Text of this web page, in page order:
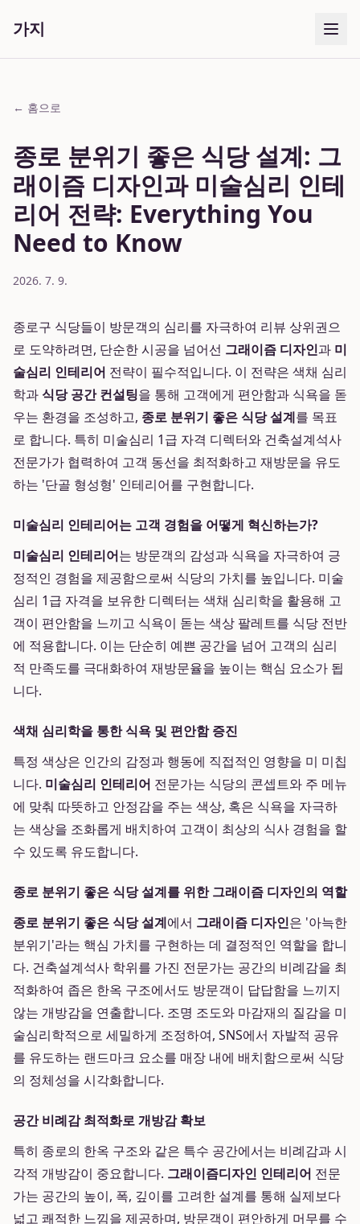
가지
← 홈으로
종로 분위기 좋은 식당 설계: 그
래이즘 디자인과 미술심리 인테
리어 전략: Everything You
Need to Know
2026. 7. 9.
종로구 식당들이 방문객의 심리를 자극하여 리뷰 상위권으
로 도약하려면, 단순한 시공을 넘어선 그래이즘 디자인과 미
술심리 인테리어 전략이 필수적입니다. 이 전략은 색채 심리
학과 식당 공간 컨설팅을 통해 고객에게 편안함과 식욕을 돋
우는 환경을 조성하고, 종로 분위기 좋은 식당 설계를 목표
로 합니다. 특히 미술심리 1급 자격 디렉터와 건축설계석사
전문가가 협력하여 고객 동선을 최적화하고 재방문을 유도
하는 '단골 형성형' 인테리어를 구현합니다.
미술심리 인테리어는 고객 경험을 어떻게 혁신하는가?
미술심리 인테리어는 방문객의 감성과 식욕을 자극하여 긍
정적인 경험을 제공함으로써 식당의 가치를 높입니다. 미술
심리 1급 자격을 보유한 디렉터는 색채 심리학을 활용해 고
객이 편안함을 느끼고 식욕이 돋는 색상 팔레트를 식당 전반
에 적용합니다. 이는 단순히 예쁜 공간을 넘어 고객의 심리
적 만족도를 극대화하여 재방문율을 높이는 핵심 요소가 됩
니다.
색채 심리학을 통한 식욕 및 편안함 증진
특정 색상은 인간의 감정과 행동에 직접적인 영향을 미 미칩
니다. 미술심리 인테리어 전문가는 식당의 콘셉트와 주 메뉴
에 맞춰 따뜻하고 안정감을 주는 색상, 혹은 식욕을 자극하
는 색상을 조화롭게 배치하여 고객이 최상의 식사 경험을 할
수 있도록 유도합니다.
종로 분위기 좋은 식당 설계를 위한 그래이즘 디자인의 역할
종로 분위기 좋은 식당 설계에서 그래이즘 디자인은 '아늑한
분위기'라는 핵심 가치를 구현하는 데 결정적인 역할을 합니
다. 건축설계석사 학위를 가진 전문가는 공간의 비례감을 최
적화하여 좁은 한옥 구조에서도 방문객이 답답함을 느끼지
않는 개방감을 연출합니다. 조명 조도와 마감재의 질감을 미
술심리학적으로 세밀하게 조정하여, SNS에서 자발적 공유
를 유도하는 랜드마크 요소를 매장 내에 배치함으로써 식당
의 정체성을 시각화합니다.
공간 비례감 최적화로 개방감 확보
특히 종로의 한옥 구조와 같은 특수 공간에서는 비례감과 시
각적 개방감이 중요합니다. 그래이즘디자인 인테리어 전문
가는 공간의 높이, 폭, 깊이를 고려한 설계를 통해 실제보다
넓고 쾌적한 느낌을 제공하며, 방문객이 편안하게 머무를 수